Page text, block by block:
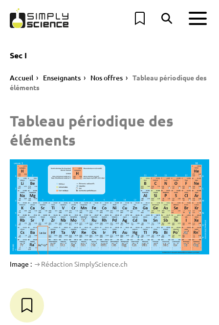
Sec I
Accueil Enseignants Nos offres
Tableau périodique des
éléments
Tableau périodique des
éléments
Image : Rédaction SimplyScience.ch